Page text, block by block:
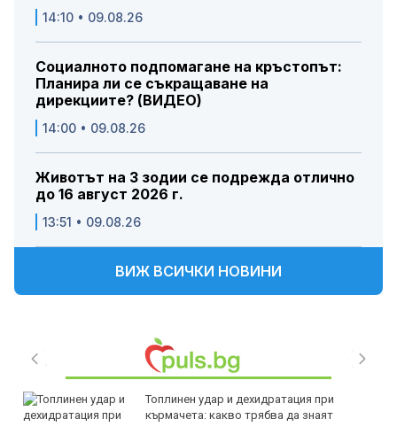
14:10 • 09.08.26
Социалното подпомагане на кръстопът:
Планира ли се съкращаване на
дирекциите? (ВИДЕО)
14:00 • 09.08.26
Животът на 3 зодии се подрежда отлично
до 16 август 2026 г.
13:51 • 09.08.26
ВИЖ ВСИЧКИ НОВИНИ
Топлинен удар и дехидратация при
кърмачета: какво трябва да знаят